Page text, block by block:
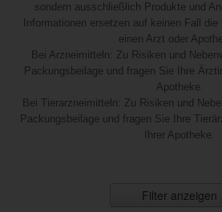
sondern ausschließlich Produkte und
Informationen ersetzen auf keinen Fall
einen Arzt oder
Bei Arzneimitteln: Zu Risiken und
Packungsbeilage und fragen Sie Ihre
Apotheke.
Bei Tierarzneimitteln: Zu Risiken und
Packungsbeilage und fragen Sie Ihre
Ihrer Apotheke.
Filter anzeigen